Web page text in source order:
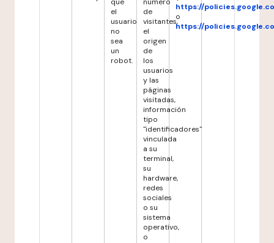
el
usuario
no
sea
un
robot.
de
visitantes,
el
origen
de
los
usuarios
y las
páginas
visitadas,
información
tipo
"identificadores"
vinculada
a su
terminal,
su
hardware,
redes
sociales
o su
sistema
operativo,
o
https://
o
https://